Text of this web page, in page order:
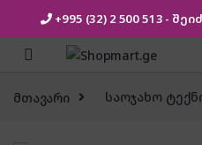
+995 (32) 2 500 513 -
Skip to navigation
Skip to content
მთავარი საოჯახო